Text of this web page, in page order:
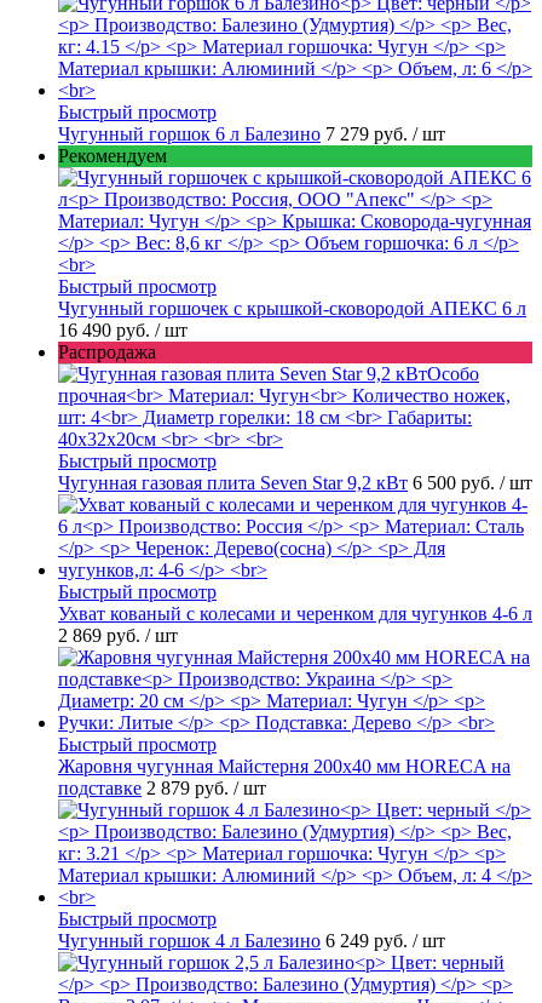
Быстрый просмотр
Чугунный горшок 6 л Балезино 7 279 руб. / шт
Рекомендуем
Быстрый просмотр
Чугунный горшочек с крышкой-сковородой АПЕКС 6 л
16 490 руб. / шт
Распродажа
Быстрый просмотр
Чугунная газовая плита Seven Star 9,2 кВт 6 500 руб. / шт
Быстрый просмотр
Ухват кованый с колесами и черенком для чугунков 4-6 л
2 869 руб. / шт
Быстрый просмотр
Жаровня чугунная Майстерня 200х40 мм HORECA на
подставке 2 879 руб. / шт
Быстрый просмотр
Чугунный горшок 4 л Балезино 6 249 руб. / шт